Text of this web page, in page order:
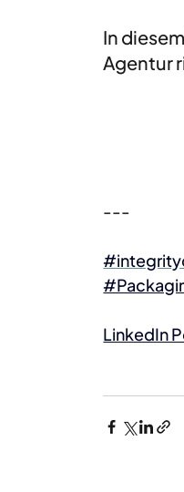
In
Agentur
---
LinkedIn